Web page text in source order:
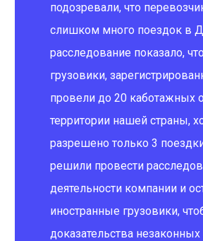
подозревали, что
слишком много поездок в
расследование показало,
грузовики,
провели до 20 каботажных
территории нашей страны,
разрешено только 3
решили провести
деятельности компании и
иностранные грузовики,
доказательства